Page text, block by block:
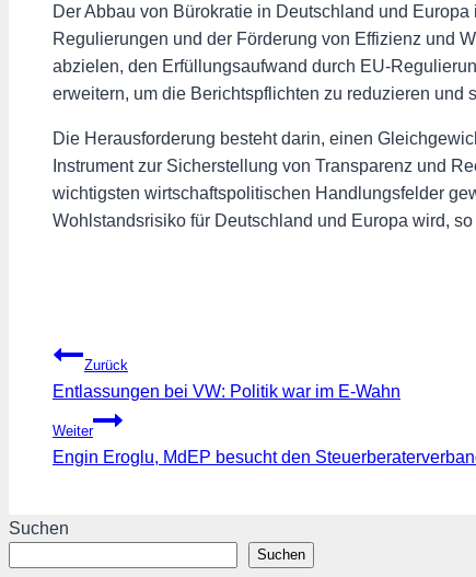
Der Abbau von Bürokratie in Deutschland und
Regulierungen und der Förderung von Effizienz und
abzielen, den Erfüllungsaufwand durch EU-
erweitern, um die Berichtspflichten zu reduzieren und
Die Herausforderung besteht darin, einen
Instrument zur Sicherstellung von Transparenz und
wichtigsten wirtschaftspolitischen Handlungsfelder
Wohlstandsrisiko für Deutschland und Europa wird,
Beitragsnavigation
Zurück
Entlassungen bei VW: Politik war im E-Wahn
Weiter
Engin Eroglu, MdEP besucht den
Suchen
Suchen